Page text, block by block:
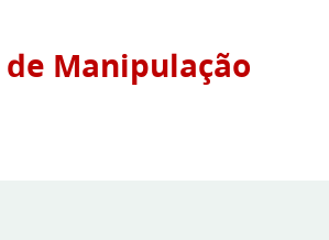
Manipulação